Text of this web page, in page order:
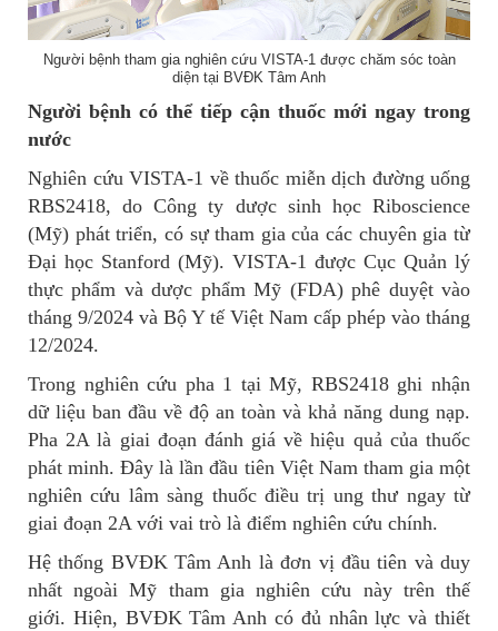
Người bệnh tham gia nghiên cứu VISTA-1 được chăm sóc toàn
diện tại BVĐK Tâm Anh
Người bệnh có thể tiếp cận thuốc mới ngay trong
nước
Nghiên cứu VISTA-1 về thuốc miễn dịch đường uống
RBS2418, do Công ty dược sinh học Riboscience
(Mỹ) phát triển, có sự tham gia của các chuyên gia từ
Đại học Stanford (Mỹ). VISTA-1 được Cục Quản lý
thực phẩm và dược phẩm Mỹ (FDA) phê duyệt vào
tháng 9/2024 và Bộ Y tế Việt Nam cấp phép vào tháng
12/2024.
Trong nghiên cứu pha 1 tại Mỹ, RBS2418 ghi nhận
dữ liệu ban đầu về độ an toàn và khả năng dung nạp.
Pha 2A là giai đoạn đánh giá về hiệu quả của thuốc
phát minh. Đây là lần đầu tiên Việt Nam tham gia một
nghiên cứu lâm sàng thuốc điều trị ung thư ngay từ
giai đoạn 2A với vai trò là điểm nghiên cứu chính.
Hệ thống BVĐK Tâm Anh là đơn vị đầu tiên và duy
nhất ngoài Mỹ tham gia nghiên cứu này trên thế
giới. Hiện, BVĐK Tâm Anh có đủ nhân lực và thiết